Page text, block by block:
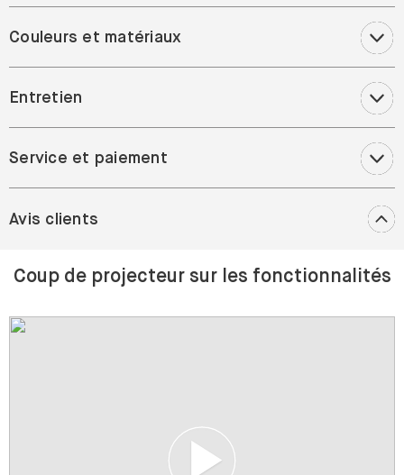
Couleurs et matériaux
Entretien
Service et paiement
Avis clients
Coup de projecteur sur les fonctionnalités